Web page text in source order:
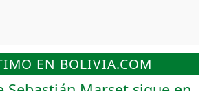
EN BOLIVIA.COM